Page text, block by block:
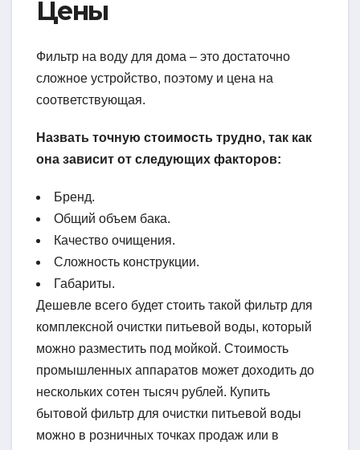
Цены
Фильтр на воду для дома – это достаточно
сложное устройство, поэтому и цена на
соответствующая.
Назвать точную стоимость трудно, так как
она зависит от следующих факторов:
Бренд.
Общий объем бака.
Качество очищения.
Сложность конструкции.
Габариты.
Дешевле всего будет стоить такой фильтр для
комплексной очистки питьевой воды, который
можно разместить под мойкой. Стоимость
промышленных аппаратов может доходить до
нескольких сотен тысяч рублей. Купить
бытовой фильтр для очистки питьевой воды
можно в розничных точках продаж или в